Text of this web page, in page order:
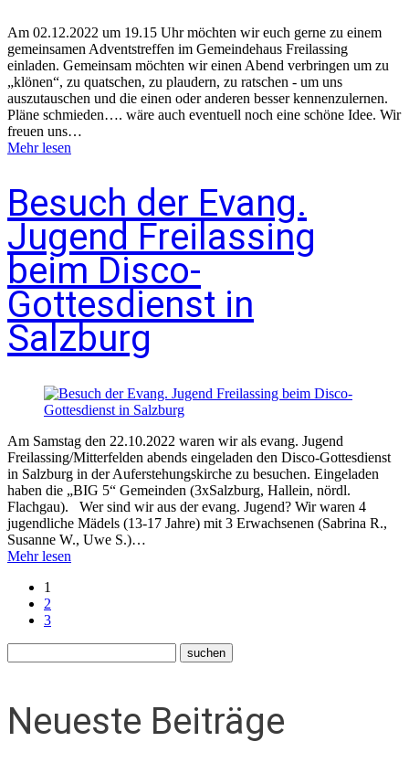
Am 02.12.2022 um 19.15 Uhr möchten wir euch gerne zu einem
gemeinsamen Adventstreffen im Gemeindehaus Freilassing
einladen. Gemeinsam möchten wir einen Abend verbringen um zu
„klönen“, zu quatschen, zu plaudern, zu ratschen - um uns
auszutauschen und die einen oder anderen besser kennenzulernen.
Pläne schmieden…. wäre auch eventuell noch eine schöne Idee. Wir
freuen uns…
Mehr lesen
Besuch der Evang.
Jugend Freilassing
beim Disco-
Gottesdienst in
Salzburg
Am Samstag den 22.10.2022 waren wir als evang. Jugend
Freilassing/Mitterfelden abends eingeladen den Disco-Gottesdienst
in Salzburg in der Auferstehungskirche zu besuchen. Eingeladen
haben die „BIG 5“ Gemeinden (3xSalzburg, Hallein, nördl.
Flachgau). Wer sind wir aus der evang. Jugend? Wir waren 4
jugendliche Mädels (13-17 Jahre) mit 3 Erwachsenen (Sabrina R.,
Susanne W., Uwe S.)…
Mehr lesen
1
2
3
Neueste Beiträge